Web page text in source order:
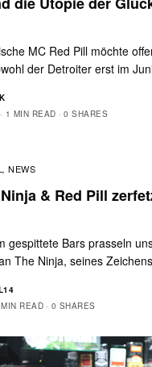
MC Red Pill möchte
der Detroiter erst im
1 MIN READ 0 SHARES
,NEWS
& Red Pill
gespittete Bars prasseln
The Ninja, seines
READ 0 SHARES